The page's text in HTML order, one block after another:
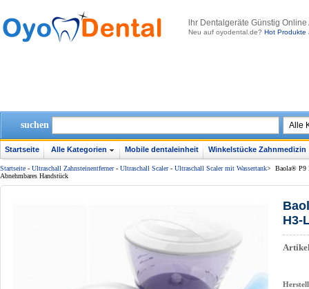
lhr Dentalgeräte Günstig
Neu auf oyodental.de? Hot Produkte
suchen
Startseite Alle Kategorien Mobile dentaleinheit Winkelstücke Zahnmedizin
Startseite - Ultraschall Zahnsteinentferner- Ultraschall Scaler- Ultraschall Scaler mit Wassertank> Baola® P9
Abnehmbares Handstück
H3-